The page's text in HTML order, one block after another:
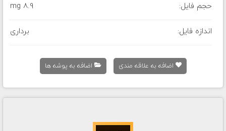
حجم فایل: 8.9 mg
اندازه فایل: برداری
اضافه به علاقه مندی اضافه به پوشه ها